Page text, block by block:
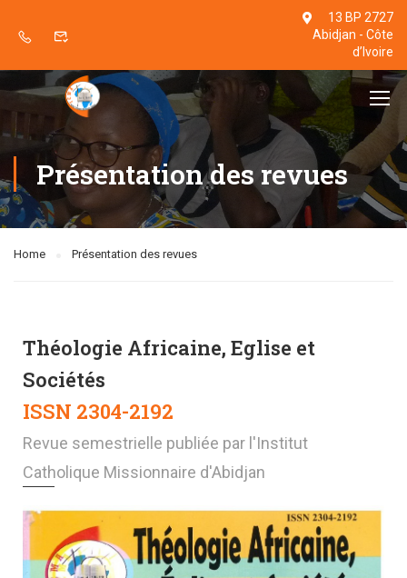
13 BP 2727
Abidjan - Côte
d’Ivoire
Présentation des revues
Home Présentation des revues
Théologie Africaine, Eglise et
Sociétés
ISSN 2304-2192
Revue semestrielle publiée par l'Institut
Catholique Missionnaire d'Abidjan